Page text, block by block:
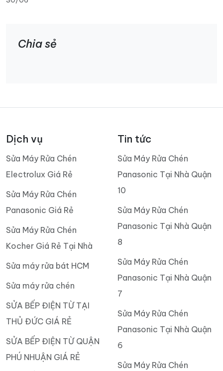
Chia sẻ
Dịch vụ
Sửa Máy Rửa Chén
Electrolux Giá Rẻ
Sửa Máy Rửa Chén
Panasonic Giá Rẻ
Sửa Máy Rửa Chén
Kocher Giá Rẻ Tại Nhà
Sửa máy rửa bát HCM
Sửa máy rửa chén
SỬA BẾP ĐIỆN TỪ TẠI
THỦ ĐỨC GIÁ RẺ
SỬA BẾP ĐIỆN TỪ QUẬN
PHÚ NHUẬN GIÁ RẺ
Tin tức
Sửa Máy Rửa Chén
Panasonic Tại Nhà Quận
10
Sửa Máy Rửa Chén
Panasonic Tại Nhà Quận
8
Sửa Máy Rửa Chén
Panasonic Tại Nhà Quận
7
Sửa Máy Rửa Chén
Panasonic Tại Nhà Quận
6
Sửa Máy Rửa Chén